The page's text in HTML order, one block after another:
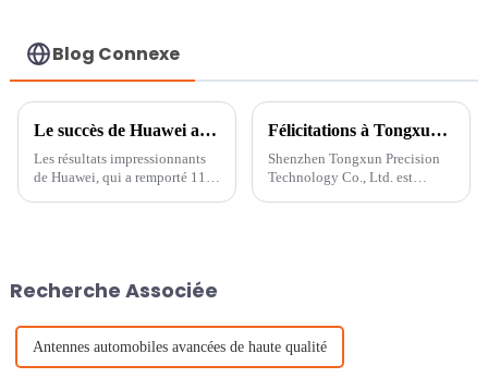
Blog Connexe
Le succès de Huawei au MWC24 établit une norme élevée en matière d'innovation et d'excellence
Les résultats impressionnants
de Huawei, qui a remporté 11
Félicitations à Tongxun pour son adhésion à l'Association de l'industrie des drones de Shenzhen
Shenzhen Tongxun Precision
Technology Co., Ltd. est
Recherche Associée
Antennes automobiles avancées de haute qualité